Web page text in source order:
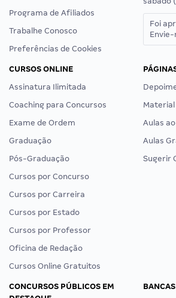
Programa de Afiliados
Trabalhe Conosco
Preferências de Cookies
Foi
CURSOS ONLINE
Assinatura Ilimitada
Coaching para Concursos
Exame de Ordem
Graduação
Pós-Graduação
Cursos por Concurso
Cursos por Carreira
Cursos por Estado
Cursos por Professor
Oficina de Redação
Cursos Online Gratuitos
Aulas
Aulas
Sugerir
CONCURSOS PÚBLICOS EM